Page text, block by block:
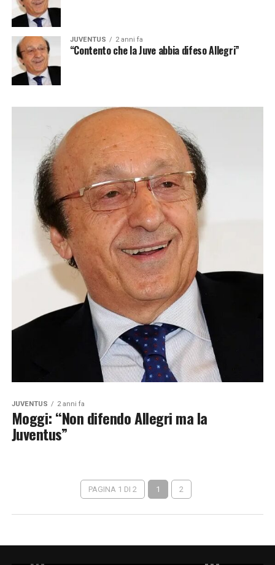
JUVENTUS 2 anni fa
“Contento che la Juve abbia difeso Allegri”
JUVENTUS 2 anni fa
Moggi: “Non difendo Allegri ma la
Juventus”
PAGINA 1 DI 2 1 2